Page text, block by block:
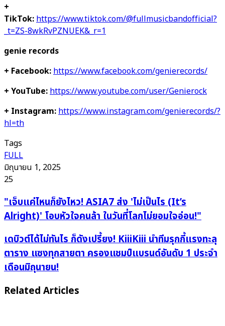
+
TikTok:https://www.tiktok.com/@fullmusicbandofficial?
_t=ZS-8wkRvPZNUEK&_r=1
genie records
+ Facebook:https://www.facebook.com/genierecords/
+ YouTube:https://www.youtube.com/user/Genierock
+ Instagram:https://www.instagram.com/genierecords/?
hl=th
Tags
FULL
มิถุนายน 1, 2025
25
"เจ็บ
แค่
ก็
ยัง
ไหว!
ASIA7
ส่ง
'ไม่
"เจ็บแค่ไหนก็ยังไหว! ASIA7 ส่ง 'ไม่เป็นไร (It’s
Alright)' โอบหัวใจคนล้า ในวันที่โลกไม่ยอมใจอ่อน!"
เด
บิ
วต์
ได้
ไม่ทัน
ไร
เดบิวต์ได้ไม่ทันไร ก็ดังเปรี้ยง! KiiiKiii นำทีมรุกกี้แรงทะลุ
ตาราง แซงทุกสายตา ครองแชมป์แบรนด์อันดับ 1 ประจำ
เดือนมิถุนายน!
Related Articles